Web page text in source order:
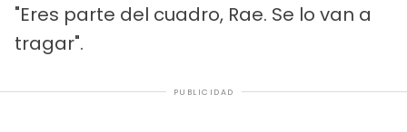
"Eres parte del cuadro, Rae. Se lo van a
tragar".
PUBLICIDAD